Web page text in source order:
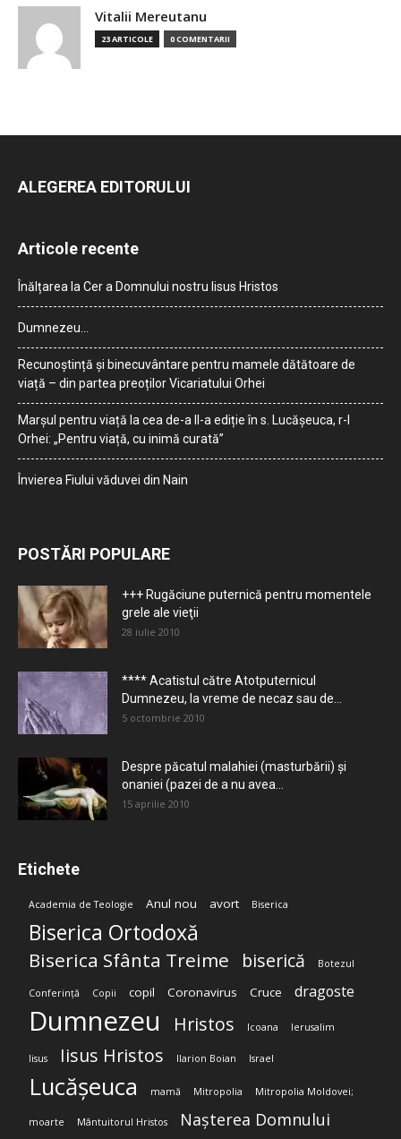
Vitalii Mereutanu
23 ARTICOLE 0 COMENTARII
ALEGEREA EDITORULUI
Articole recente
Înălțarea la Cer a Domnului nostru Iisus Hristos
Dumnezeu…
Recunoștință și binecuvântare pentru mamele dătătoare de
viață – din partea preoților Vicariatului Orhei
Marșul pentru viață la cea de-a II-a ediție în s. Lucășeuca, r-l
Orhei: „Pentru viață, cu inimă curată”
Învierea Fiului văduvei din Nain
POSTĂRI POPULARE
+++ Rugăciune puternică pentru momentele
grele ale vieţii
28 iulie 2010
**** Acatistul către Atotputernicul
Dumnezeu, la vreme de necaz sau de...
5 octombrie 2010
Despre păcatul malahiei (masturbării) şi
onaniei (pazei de a nu avea...
15 aprilie 2010
Etichete
Academia de Teologie Anul nou avort Biserica
Biserica Ortodoxă
Biserica Sfânta Treime biserică Botezul
Conferință Copii copil Coronavirus Cruce dragoste
Dumnezeu Hristos Icoana Ierusalim
Iisus Iisus Hristos Ilarion Boian Israel
Lucășeuca mamă Mitropolia Mitropolia Moldovei;
moarte Mântuitorul Hristos Nașterea Domnului